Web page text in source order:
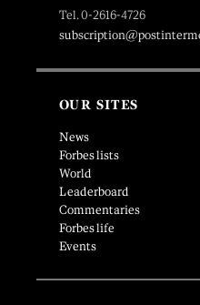
Tel. 0-2616-4726
OUR SITES
News
Forbes lists
World
Leaderboard
Commentaries
Forbes life
Events